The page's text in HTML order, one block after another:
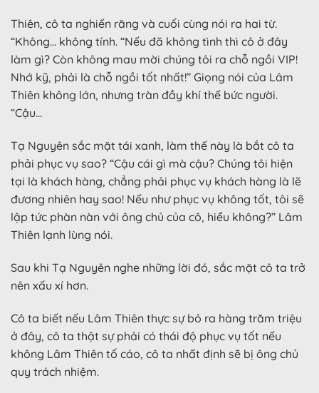
Thiên, cô ta nghiến răng và cuối cùng nói ra hai từ.
“Không… không tính. “Nếu đã không tình thì cô ở đây
làm gì? Còn không mau mời chúng tôi ra chỗ ngồi VIP!
Nhớ kỹ, phải là chỗ ngồi tốt nhất!” Giọng nói của Lâm
Thiên không lớn, nhưng tràn đầy khí thế bức người.
“Cậu…
Tạ Nguyên sắc mặt tái xanh, làm thế này là bắt cô ta
phải phục vụ sao? “Cậu cái gì mà cậu? Chúng tôi hiện
tại là khách hàng, chẳng phải phục vụ khách hàng là lẽ
đương nhiên hay sao! Nếu như phục vụ không tốt, tôi sẽ
lập tức phàn nàn với ông chủ của cô, hiểu không?” Lâm
Thiên lạnh lùng nói.
Sau khi Tạ Nguyên nghe những lời đó, sắc mặt cô ta trở
nên xấu xí hơn.
Cô ta biết nếu Lâm Thiên thực sự bỏ ra hàng trăm triệu
ở đây, cô ta thật sự phải có thái độ phục vụ tốt nếu
không Lâm Thiên tố cáo, cô ta nhất định sẽ bị ông chủ
quy trách nhiệm.